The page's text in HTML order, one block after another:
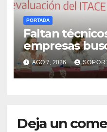
PORTADA
Faltan
empresas
trabajadores
terminen de
AGO 7, 2026
Deja un